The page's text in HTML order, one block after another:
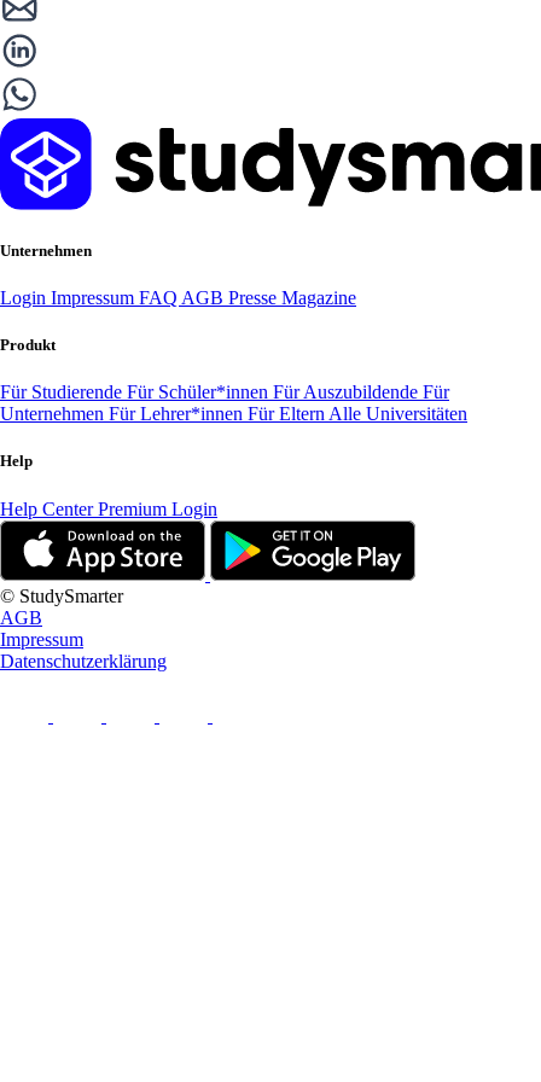
Unternehmen
Login Impressum FAQ AGB Presse Magazine
Produkt
Für Studierende Für Schüler*innen Für Auszubildende Für
Unternehmen Für Lehrer*innen Für Eltern Alle Universitäten
Help
Help CenterPremium Login
© StudySmarter
AGB
Impressum
Datenschutzerklärung